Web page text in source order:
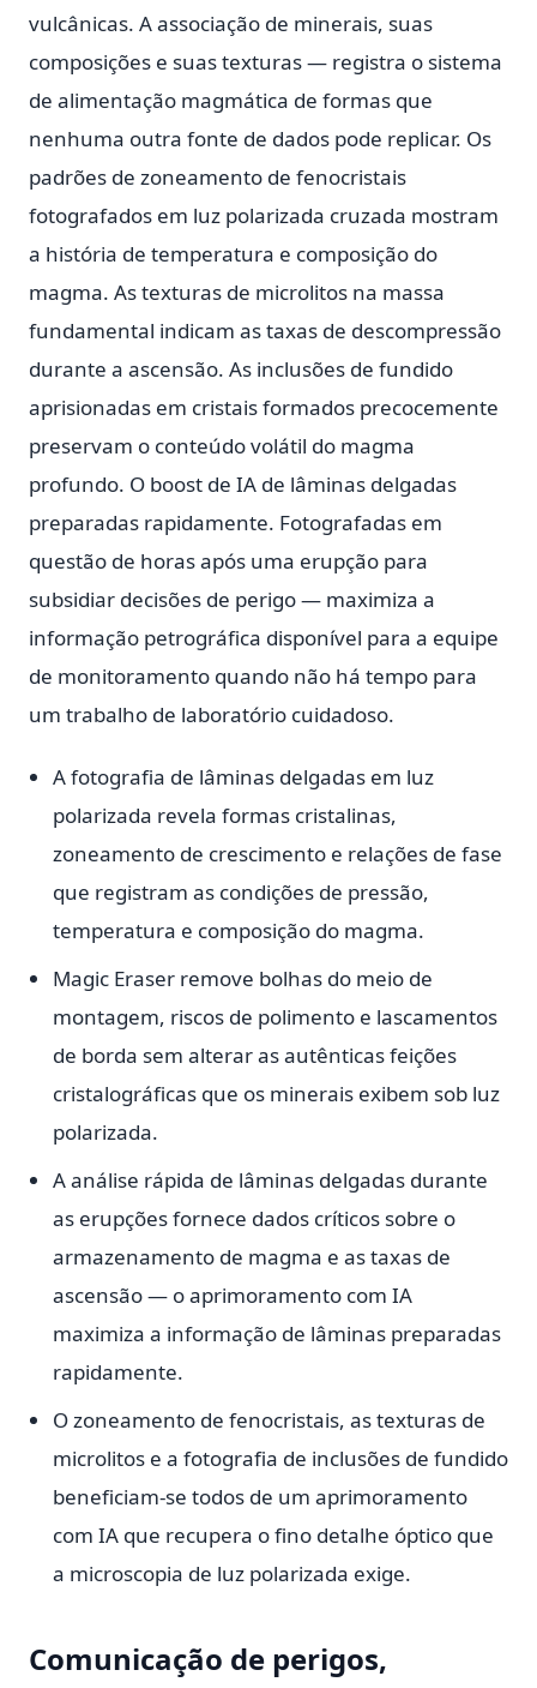
vulcânicas. A associação de minerais, suas
composições e suas texturas — registra o sistema
de alimentação magmática de formas que
nenhuma outra fonte de dados pode replicar. Os
padrões de zoneamento de fenocristais
fotografados em luz polarizada cruzada mostram
a história de temperatura e composição do
magma. As texturas de microlitos na massa
fundamental indicam as taxas de descompressão
durante a ascensão. As inclusões de fundido
aprisionadas em cristais formados precocemente
preservam o conteúdo volátil do magma
profundo. O boost de IA de lâminas delgadas
preparadas rapidamente. Fotografadas em
questão de horas após uma erupção para
subsidiar decisões de perigo — maximiza a
informação petrográfica disponível para a equipe
de monitoramento quando não há tempo para
um trabalho de laboratório cuidadoso.
A fotografia de lâminas delgadas em luz
polarizada revela formas cristalinas,
zoneamento de crescimento e relações de fase
que registram as condições de pressão,
temperatura e composição do magma.
Magic Eraser remove bolhas do meio de
montagem, riscos de polimento e lascamentos
de borda sem alterar as autênticas feições
cristalográficas que os minerais exibem sob luz
polarizada.
A análise rápida de lâminas delgadas durante
as erupções fornece dados críticos sobre o
armazenamento de magma e as taxas de
ascensão — o aprimoramento com IA
maximiza a informação de lâminas preparadas
rapidamente.
O zoneamento de fenocristais, as texturas de
microlitos e a fotografia de inclusões de fundido
beneficiam-se todos de um aprimoramento
com IA que recupera o fino detalhe óptico que
a microscopia de luz polarizada exige.
Comunicação de perigos,